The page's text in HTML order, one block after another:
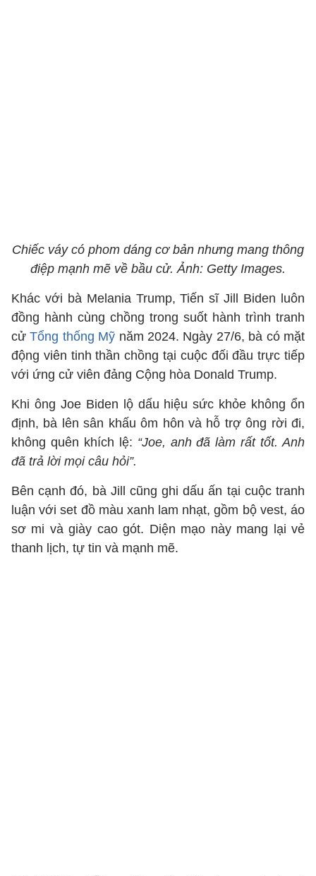
Chiếc váy có phom dáng cơ bản nhưng mang thông
điệp mạnh mẽ về bầu cử. Ảnh: Getty Images.
Khác với bà Melania Trump, Tiến sĩ Jill Biden luôn
đồng hành cùng chồng trong suốt hành trình tranh
cửTổng thống Mỹ năm 2024. Ngày 27/6, bà có mặt
động viên tinh thần chồng tại cuộc đối đầu trực tiếp
với ứng cử viên đảng Cộng hòa Donald Trump.
Khi ông Joe Biden lộ dấu hiệu sức khỏe không ổn
định, bà lên sân khấu ôm hôn và hỗ trợ ông rời đi,
không quên khích lệ: “Joe, anh đã làm rất tốt. Anh
đã trả lời mọi câu hỏi”.
Bên cạnh đó, bà Jill cũng ghi dấu ấn tại cuộc tranh
luận với set đồ màu xanh lam nhạt, gồm bộ vest, áo
sơ mi và giày cao gót. Diện mạo này mang lại vẻ
thanh lịch, tự tin và mạnh mẽ.